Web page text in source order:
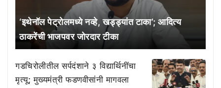
‘इथेनॉल पेट्रोलमध्ये नव्हे, खड्ड्यांत टाका’; आदित्य
ठाकरेंची भाजपवर जोरदार टीका
गडचिरोलीतील सर्पदंशाने ३ विद्यार्थिनींचा
मृत्यू; मुख्यमंत्री फडणवीसांनी मागवला